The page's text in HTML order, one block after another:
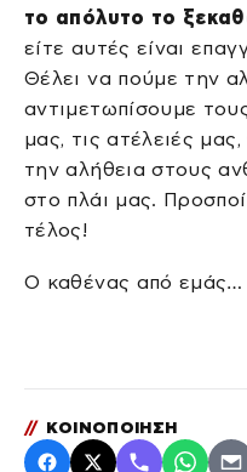
το απόλυτο το
είτε αυτές είναι
Θέλει να πούμε την
αντιμετωπίσουμε
μας, τις ατέλειές
την αλήθεια στους
στο πλάι μας.
τέλος!
Ο καθένας από εμάς…
// ΚΟΙΝΟΠΟΙΗΣΗ